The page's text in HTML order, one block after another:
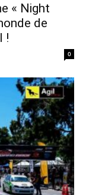
« Night
de
!
0